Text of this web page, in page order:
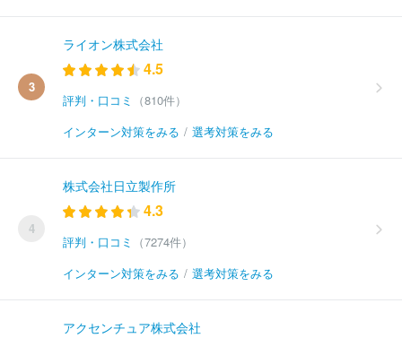
3
ライオン株式会社
4.5
評判・口コミ
（810件）
インターン対策をみる / 選考対策をみる
4
株式会社日立製作所
4.3
評判・口コミ
（7274件）
インターン対策をみる / 選考対策をみる
アクセンチュア株式会社